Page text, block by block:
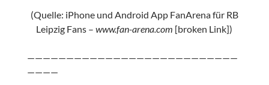
(Quelle: iPhone und Android App FanArena für RB
Leipzig Fans –www.fan-arena.com [broken Link])
———————————————————————————
————